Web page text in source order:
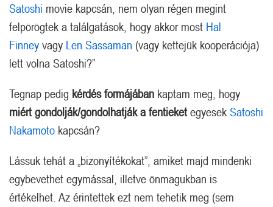
Satoshi movie kapcsán, nem olyan régen megint
felpörögtek a találgatások, hogy akkor most Hal
Finney vagy Len Sassaman (vagy kettejük kooperációja)
lett volna Satoshi?”
Tegnap pedig kérdés formájában kaptam meg, hogy
miért gondolják/gondolhatják a fentieket egyesek Satoshi
Nakamoto kapcsán?
Lássuk tehát a „bizonyítékokat”, amiket majd mindenki
egybevethet egymással, illetve önmagukban is
értékelhet. Az érintettek ezt nem tehetik meg (sem